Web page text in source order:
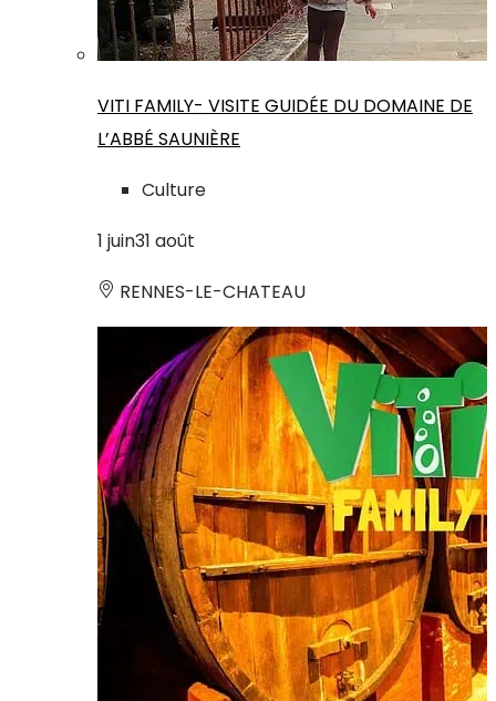
VITI FAMILY- VISITE GUIDÉE DU DOMAINE DE
L’ABBÉ SAUNIÈRE
Culture
1 juin31 août
RENNES-LE-CHATEAU